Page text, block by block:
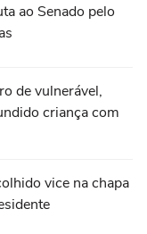
ao Senado pelo
de vulnerável,
criança com
vice na chapa